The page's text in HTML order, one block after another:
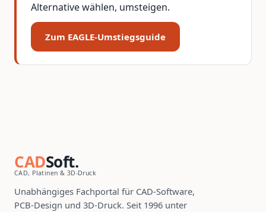
Alternative wählen, umsteigen.
Zum EAGLE-Umstiegsguide
CADSoft.
CAD, Platinen & 3D-Druck
Unabhängiges Fachportal für CAD-Software,
PCB-Design und 3D-Druck. Seit 1996 unter